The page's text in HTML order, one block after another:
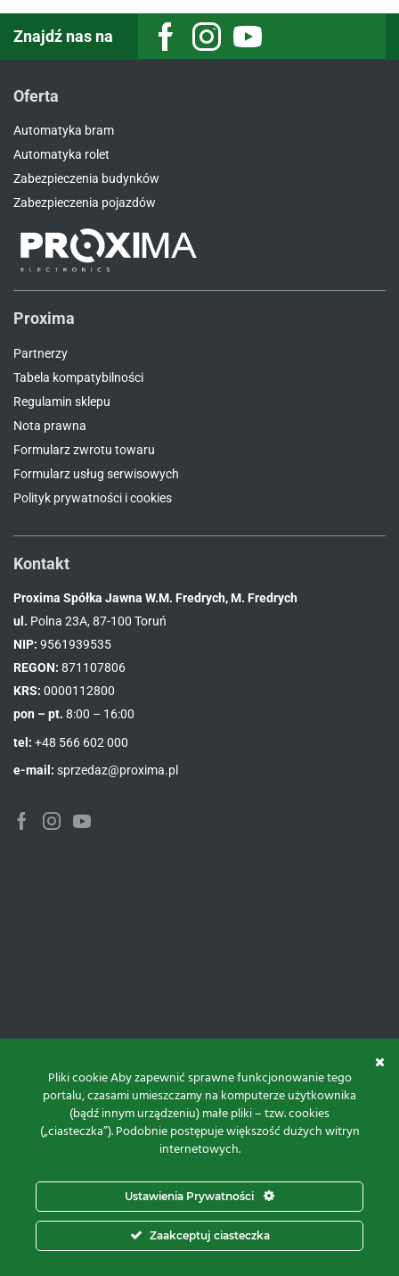
Znajdź nas na FacebookInstagramYoutube
Oferta
Automatyka bram
Automatyka rolet
Zabezpieczenia budynków
Zabezpieczenia pojazdów
Proxima
Partnerzy
Tabela kompatybilności
Regulamin sklepu
Nota prawna
Formularz zwrotu towaru
Formularz usług serwisowych
Polityk prywatności i cookies
Kontakt
Proxima Spółka Jawna W.M. Fredrych, M. Fredrych
ul. Polna 23A, 87-100 Toruń
NIP: 9561939535
REGON: 871107806
KRS: 0000112800
pon – pt. 8:00 – 16:00
tel: +48 566 602 000
e-mail: sprzedaz@proxima.pl
FacebookInstagramYoutube
Projekt i realizacja:
© 2026 Proxima Electronics
Pliki cookie Aby zapewnić sprawne funkcjonowanie tego
portalu, czasami umieszczamy na komputerze użytkownika
(bądź innym urządzeniu) małe pliki – tzw. cookies
(„ciasteczka”). Podobnie postępuje większość dużych witryn
internetowych.
Zaakceptuj ciasteczka
Ustawienia Prywatności